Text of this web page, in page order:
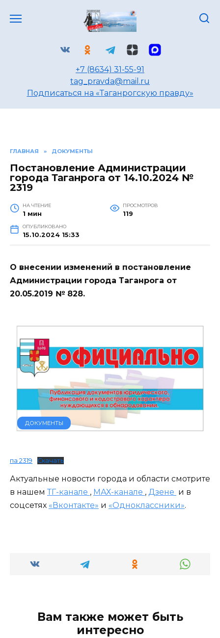
+7 (8634) 31-55-91
tag_pravda@mail.ru
Подписаться на «Таганрогскую правду»
ГЛАВНАЯ » ДОКУМЕНТЫ
Постановление Администрации
города Таганрога от 14.10.2024 №
2319
НА ЧТЕНИЕ
1 мин
ПРОСМОТРОВ
119
ОПУБЛИКОВАНО
15.10.2024 15:33
О внесении изменений в постановление
Администрации города Таганрога от
20.05.2019 № 828.
ДОКУМЕНТЫ
па 2319 Скачать
Актуальные новости города и области смотрите
в нашем ТГ-канале , МАХ-канале , Дзене и в
соцсетях «Вконтакте» и «Одноклассники».
Вам также может быть
интересно